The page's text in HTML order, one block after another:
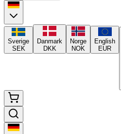
Sverige
SEK
Danmark
DKK
Norge
NOK
English
EUR